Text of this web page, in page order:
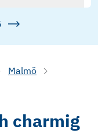
Malmö
charmig